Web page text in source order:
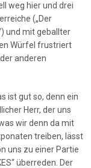
weg hier und drei
(„Der
und mit geballter
Würfel frustriert
anderen
ist gut so, denn ein
Herr, der uns
wir denn da mit
treiben, lässt
uns zu einer Partie
überreden. Der